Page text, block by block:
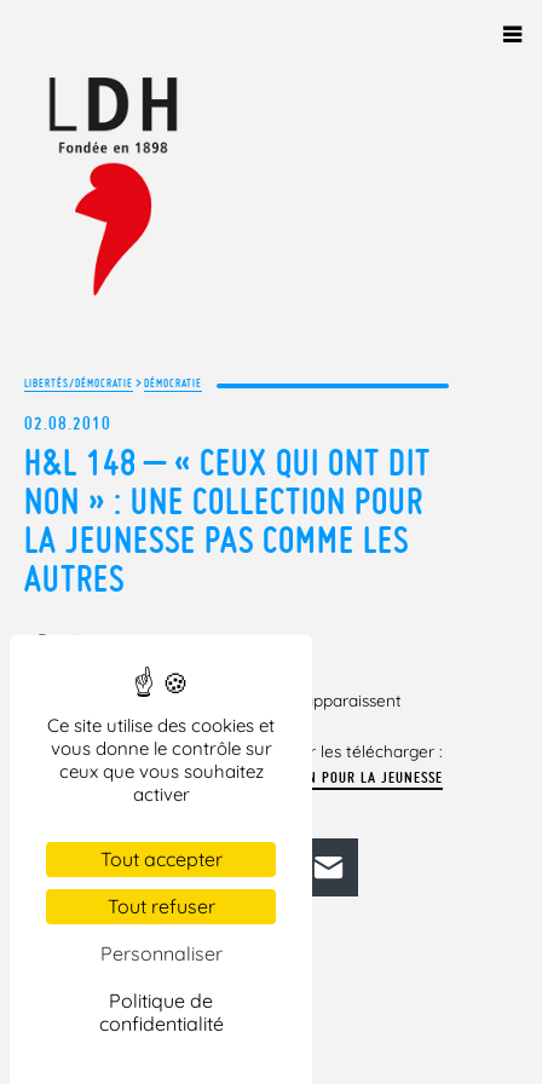
Ce site utilise des cookies et
vous donne le contrôle sur
ceux que vous souhaitez
activer
Tout accepter
Tout refuser
Personnaliser
Politique de
confidentialité
LIBERTÉS/DÉMOCRATIE >DÉMOCRATIE
02.08.2010
H&L 148 – « CEUX QUI ONT DIT
NON » : UNE COLLECTION POUR
LA JEUNESSE PAS COMME LES
AUTRES
– Dossier, pages.
Pour lire cet article,
Si certains liens vers des documents apparaissent
brisés dans cet
article, veuillez cliquer ci-dessous pour les télécharger :
« CEUX QUI ONT DIT NON » : UNE COLLECTION POUR LA JEUNESSE
PAS COMME LES AUTRES
Facebook
BlueskyMastodonLinkedIn